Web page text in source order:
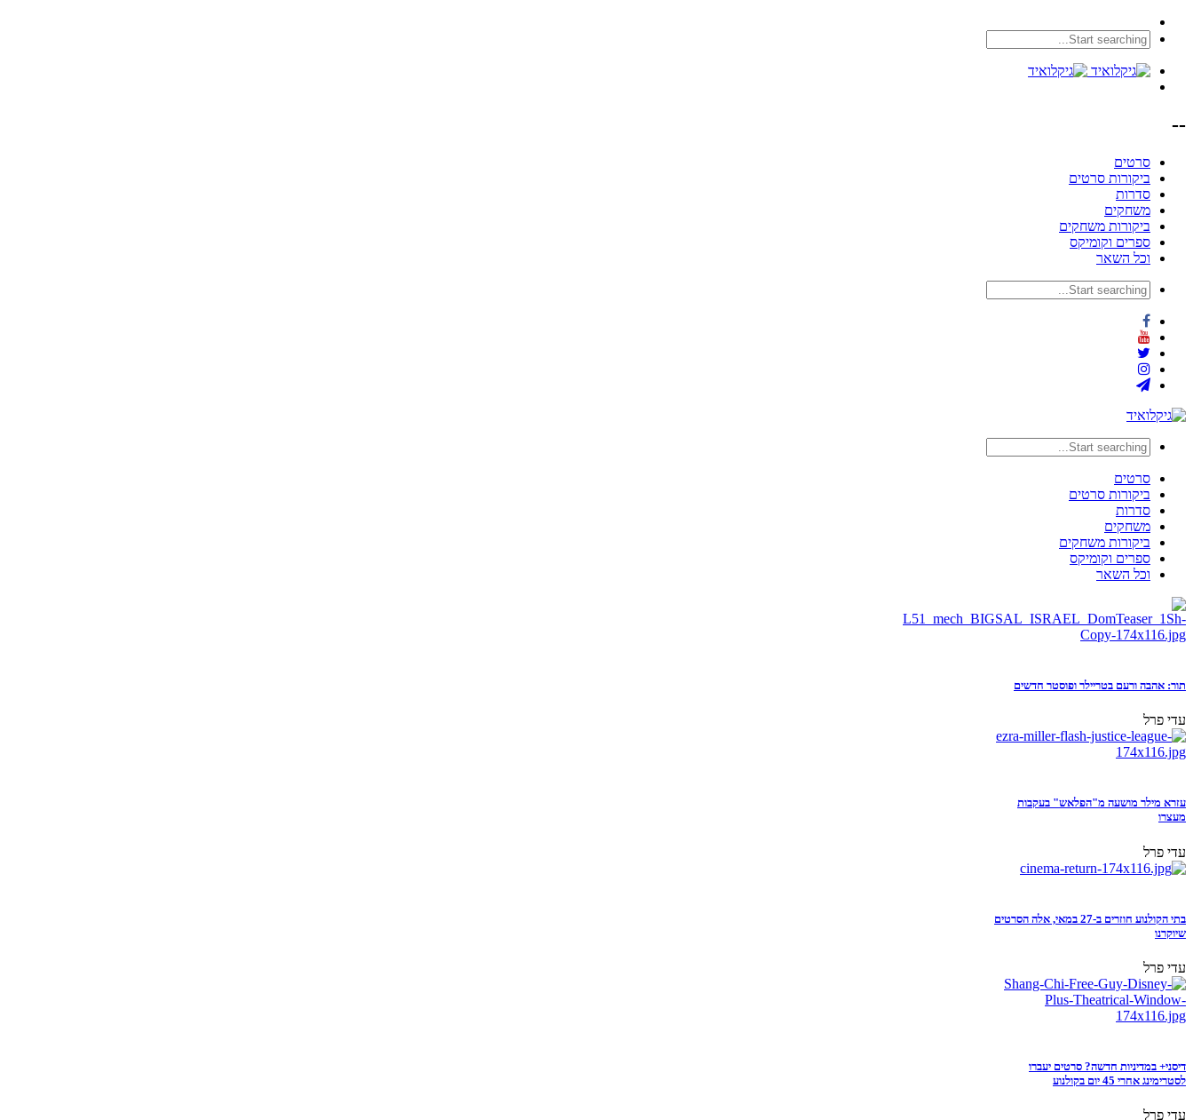
--
סרטים
ביקורות סרטים
סדרות
משחקים
ביקורות משחקים
ספרים וקומיקס
וכל השאר
סרטים
ביקורות סרטים
סדרות
משחקים
ביקורות משחקים
ספרים וקומיקס
וכל השאר
תור: אהבה ורעם בטריילר ופוסטר חדשים
עדי פרל
עזרא מילר מושעה מ"הפלאש" בעקבות
מעצרו
עדי פרל
בתי הקולנוע חוזרים ב-27 במאי, אלה הסרטים
שיוקרנו
עדי פרל
דיסני+ במדיניות חדשה? סרטים יעברו
לסטרימינג אחרי 45 יום בקולנוע
עדי פרל